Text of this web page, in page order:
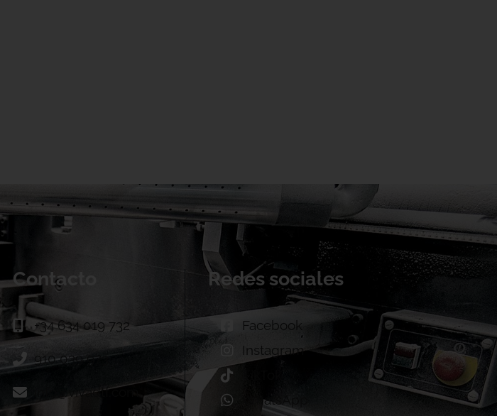
Contacto
+34 634 019 732
910 039 973
info@vivadtf.com
Redes sociales
Facebook
Instagram
WhatsApp